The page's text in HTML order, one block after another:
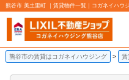
熊谷市 美土里町 ｜賃貸物件一覧｜コガネイハ
熊谷市の賃貸はコガネイハウジング 賃